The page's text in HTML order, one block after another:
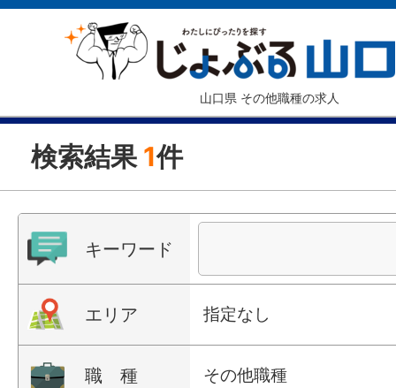
山口県 その他職種の求人
検索結果 1件
キーワード
エリア 指定なし
職 種 その他職種